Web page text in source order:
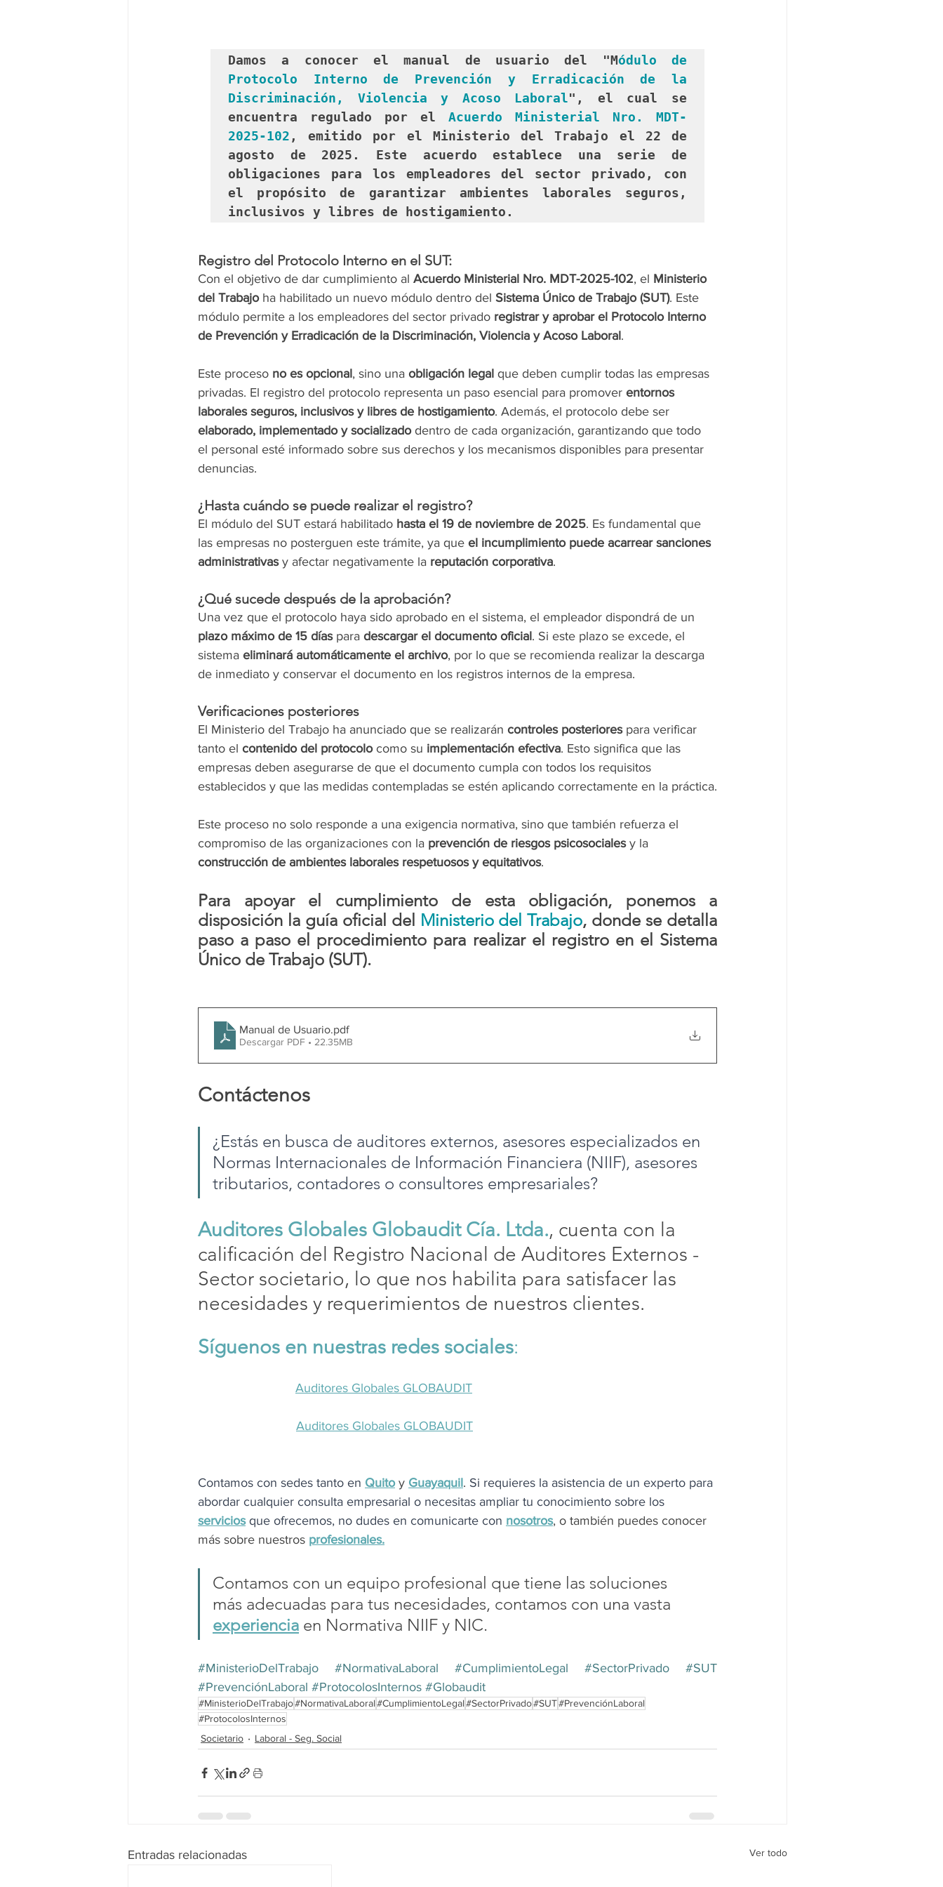
Damos a conocer el manual de usuario del "Módulo de
Protocolo Interno de Prevención y Erradicación de la
Discriminación, Violencia y Acoso Laboral", el cual se
encuentra regulado por el Acuerdo Ministerial Nro. MDT-
2025-102 , emitido por el Ministerio del Trabajo el 22 de
agosto de 2025. Este acuerdo establece una serie de
obligaciones para los empleadores del sector privado, con
el propósito de garantizar ambientes laborales seguros,
inclusivos y libres de hostigamiento.
Registro del Protocolo Interno en el SUT:
Con el objetivo de dar cumplimiento al Acuerdo Ministerial Nro. MDT-2025-102, el Ministerio
del Trabajo ha habilitado un nuevo módulo dentro del Sistema Único de Trabajo (SUT). Este
módulo permite a los empleadores del sector privado registrar y aprobar el Protocolo Interno
de Prevención y Erradicación de la Discriminación, Violencia y Acoso Laboral.
Este proceso no es opcional, sino una obligación legal que deben cumplir todas las empresas
privadas. El registro del protocolo representa un paso esencial para promover entornos
laborales seguros, inclusivos y libres de hostigamiento. Además, el protocolo debe ser
elaborado, implementado y socializado dentro de cada organización, garantizando que todo
el personal esté informado sobre sus derechos y los mecanismos disponibles para presentar
denuncias.
¿Hasta cuándo se puede realizar el registro?
El módulo del SUT estará habilitado hasta el 19 de noviembre de 2025. Es fundamental que
las empresas no posterguen este trámite, ya que el incumplimiento puede acarrear sanciones
administrativas y afectar negativamente la reputación corporativa.
¿Qué sucede después de la aprobación?
Una vez que el protocolo haya sido aprobado en el sistema, el empleador dispondrá de un
plazo máximo de 15 días para descargar el documento oficial. Si este plazo se excede, el
sistema eliminará automáticamente el archivo, por lo que se recomienda realizar la descarga
de inmediato y conservar el documento en los registros internos de la empresa.
Verificaciones posteriores
El Ministerio del Trabajo ha anunciado que se realizarán controles posteriores para verificar
tanto el contenido del protocolo como su implementación efectiva. Esto significa que las
empresas deben asegurarse de que el documento cumpla con todos los requisitos
establecidos y que las medidas contempladas se estén aplicando correctamente en la práctica.
Este proceso no solo responde a una exigencia normativa, sino que también refuerza el
compromiso de las organizaciones con la prevención de riesgos psicosociales y la
construcción de ambientes laborales respetuosos y equitativos.
Para apoyar el cumplimiento de esta obligación, ponemos a
disposición la guía oficial del Ministerio del Trabajo, donde se detalla
paso a paso el procedimiento para realizar el registro en el Sistema
Único de Trabajo (SUT).
Manual de Usuario.pdf
Descargar PDF • 22.35MB
Contáctenos
¿Estás en busca de auditores externos, asesores especializados en
Normas Internacionales de Información Financiera (NIIF), asesores
tributarios, contadores o consultores empresariales?
Auditores Globales Globaudit Cía. Ltda., cuenta con la
calificación del Registro Nacional de Auditores Externos -
Sector societario, lo que nos habilita para satisfacer las
necesidades y requerimientos de nuestros clientes.
Síguenos en nuestras redes sociales:
Auditores Globales GLOBAUDIT
Auditores Globales GLOBAUDIT
Contamos con sedes tanto en Quito y Guayaquil. Si requieres la asistencia de un experto para
abordar cualquier consulta empresarial o necesitas ampliar tu conocimiento sobre los
servicios que ofrecemos, no dudes en comunicarte con nosotros, o también puedes conocer
más sobre nuestros profesionales.
Contamos con un equipo profesional que tiene las soluciones
más adecuadas para tus necesidades, contamos con una vasta
experiencia en Normativa NIIF y NIC.
#MinisterioDelTrabajo #NormativaLaboral #CumplimientoLegal #SectorPrivado
#SUT
#PrevenciónLaboral #ProtocolosInternos #Globaudit
#MinisterioDelTrabajo#NormativaLaboral#CumplimientoLegal#SectorPrivado#SUT#PrevenciónLaboral
#ProtocolosInternos
Societario
Laboral - Seg. Social
Entradas relacionadas Ver todo